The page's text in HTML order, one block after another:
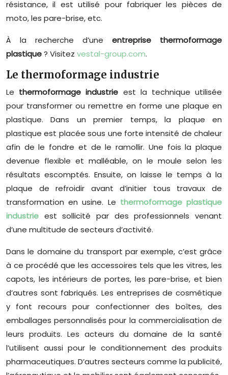
résistance, il est utilisé pour fabriquer les pièces de
moto, les pare-brise, etc.
À la recherche d’une entreprise thermoformage
plastique? Visitez vestal-group.com.
Le thermoformage industrie
Le thermoformage industrie est la technique utilisée
pour transformer ou remettre en forme une plaque en
plastique. Dans un premier temps, la plaque en
plastique est placée sous une forte intensité de chaleur
afin de le fondre et de le ramollir. Une fois la plaque
devenue flexible et malléable, on le moule selon les
résultats escomptés. Ensuite, on laisse le temps à la
plaque de refroidir avant d’initier tous travaux de
transformation en usine. Le thermoformage plastique
industrie est sollicité par des professionnels venant
d’une multitude de secteurs d’activité.
Dans le domaine du transport par exemple, c’est grâce
à ce procédé que les accessoires tels que les vitres, les
capots, les intérieurs de portes, les pare-brise, et bien
d’autres sont fabriqués. Les entreprises de cosmétique
y font recours pour confectionner des boîtes, des
emballages personnalisés pour la commercialisation de
leurs produits. Les acteurs du domaine de la santé
l’utilisent aussi pour le conditionnement des produits
pharmaceutiques. D’autres secteurs comme la publicité,